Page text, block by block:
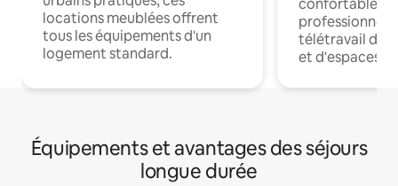
locations meublées offrent
tous les équipements d'un
logement standard.
confortables
professionnels
télétravail
et d'espaces
Équipements et avantages des séjours
longue durée